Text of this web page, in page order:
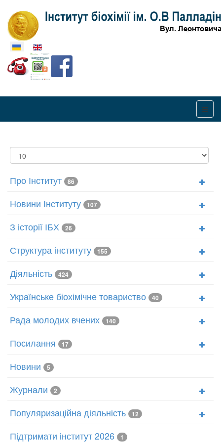
Оберіть свою мову
Показувати
Про Інститут 86
Новини Інституту 107
З історії ІБХ 26
Структура інституту 155
Діяльність 424
Українське біохімічне товариство 40
Рада молодих вчених 140
Посилання 17
Новини 5
Журнали 2
Популяризаційна діяльність 12
Підтримати інститут 2026 1